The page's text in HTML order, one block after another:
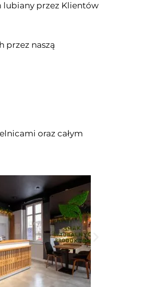
lubiany przez Klientów
przez naszą
oraz całym